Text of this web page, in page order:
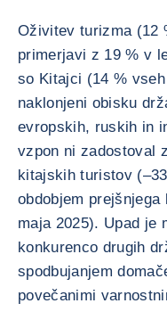
Oživitev turizma (12
primerjavi z 19 % v
so Kitajci (14 %
naklonjeni obisku
evropskih, ruskih in
vzpon ni zadostoval
kitajskih turistov
obdobjem
maja 2025). Upad je
konkurenco drugih
spodbujanjem
povečanimi